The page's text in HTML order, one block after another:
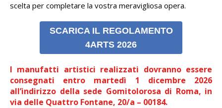
scelta per completare la vostra meravigliosa opera.
SCARICA IL REGOLAMENTO
4ARTS 2026
I manufatti artistici realizzati dovranno essere
consegnati entro martedì 1 dicembre 2026
all’indirizzo della sede Gomitolorosa di Roma, in
via delle Quattro Fontane, 20/a – 00184.